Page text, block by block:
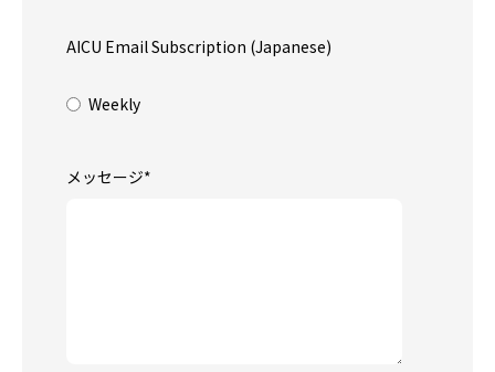
AICU Email Subscription (Japanese)
Weekly
メッセージ*